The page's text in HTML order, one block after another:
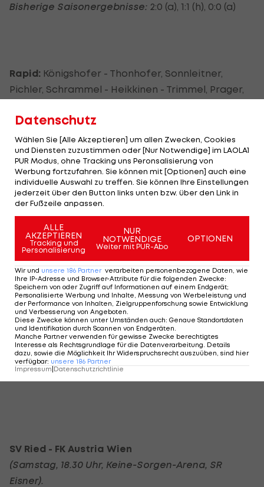
Bisherige Saisonergebnisse: 2:0 (a), 1:1 (h), 0:0 (a)
Rapid: Königshofer - Thonhofer, Sonnleitner,
Pichler, Schrammel - Heikkinen - Trimmel, Prager,
G. Burgstaller, Gartler, Drazan, Nuhiu
Es fehlen:Hofmann (Muskelverletzung im rechten
Oberschenkel), Katzer (Trainingsrückstand), Payer
(krank)
Wr. Neustadt:Siebenhandl - Klapf, Maak, Madl, A.
Schicker - Pollhammer, D. Wolf, Stanislaw, Saurer -
Ciftci, Friesenbichler
Ersatz:Poyraz - Besenlehner, Imamoglu, Helly,
Lindner, Prskalo, Felix
Es fehlen:Reiter (gesperrt), Kral, Razenböck,
Evseev, Ramsebner
(alle verletzt)
SV Ried - FK Austria Wien
(Samstag, 18.30 Uhr, Keine-Sorgen-Arena, SR
Eisner).
Datenschutz
Wählen Sie [Alle Akzeptieren] um allen Zwecken, Cookies
und Diensten zuzustimmen oder [Nur Notwendige] im LAOLA1
PUR Modus, ohne Tracking uns Peronsalisierung von
Werbung fortzufahren. Sie können mit [Optionen] auch eine
individuelle Auswahl zu treffen. Sie können Ihre Einstellungen
jederzeit über den Button links unten bzw. über den Link in
der Fußzeile anpassen.
ALLE
AKZEPTIEREN
Tracking und
Personalisierung
NUR
NOTWENDIGE
Weiter mit PUR-Abo
OPTIONEN
Wir und unsere 186 Partner verarbeiten personenbezogene Daten, wie
Ihre IP-Adresse und Browser-Attribute für die folgenden Zwecke:
Speichern von oder Zugriff auf Informationen auf einem Endgerät;
Personalisierte Werbung und Inhalte, Messung von Werbeleistung und
der Performance von Inhalten, Zielgruppenforschung sowie Entwicklung
und Verbesserung von Angeboten.
Diese Zwecke können unter Umständen auch: Genaue Standortdaten
und Identifikation durch Scannen von Endgeräten.
Manche Partner verwenden für gewisse Zwecke berechtigtes
Interesse als Rechtsgrundlage für die Datenverarbeitung. Details
dazu, sowie die Möglichkeit Ihr Widerspruchsrecht auszuüben, sind hier
verfügbar: unsere 186 Partner
Impressum Datenschutzrichtlinie